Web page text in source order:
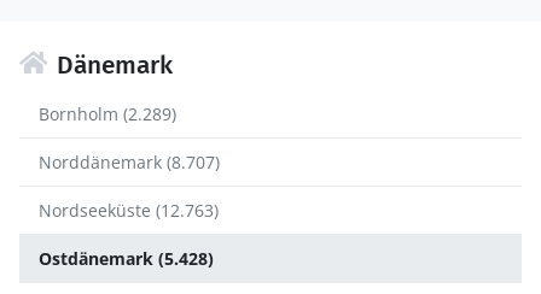
Dänemark
Bornholm (2.289)
Norddänemark (8.707)
Nordseeküste (12.763)
Ostdänemark (5.428)